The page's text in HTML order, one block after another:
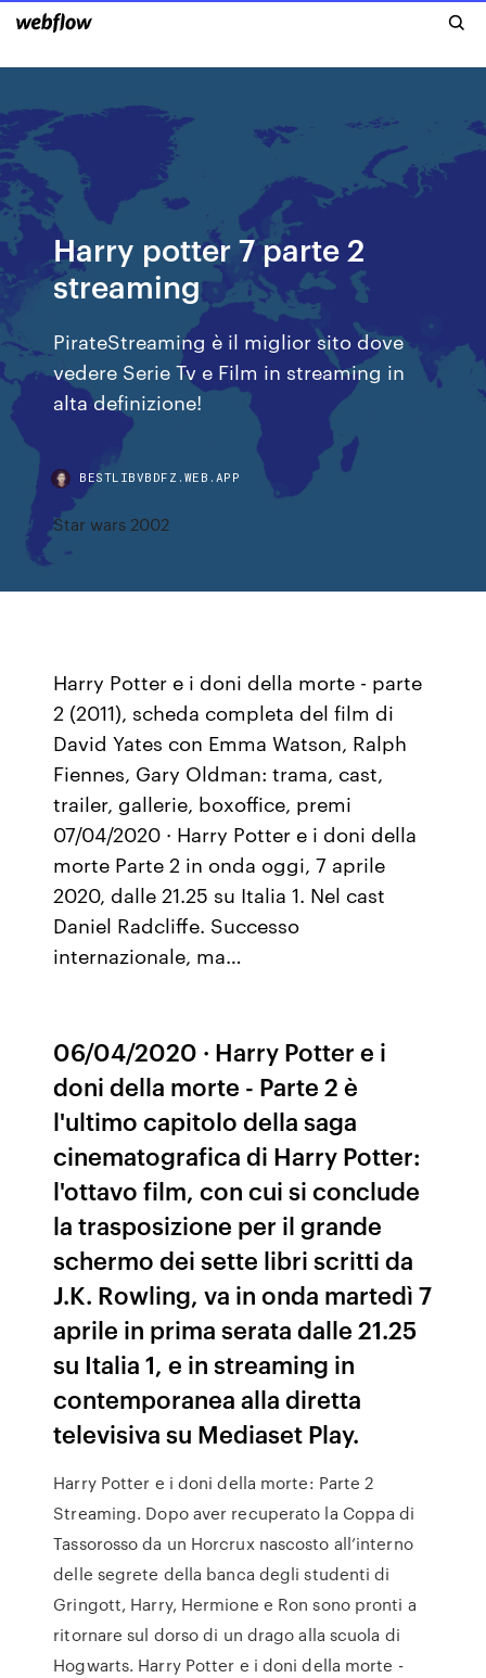
Harry potter 7 parte 2
streaming
PirateStreaming è il miglior sito dove
vedere Serie Tv e Film in streaming in
alta definizione!
BESTLIBVBDFZ.WEB.APP
Star wars 2002
Harry Potter e i doni della morte - parte
2 (2011), scheda completa del film di
David Yates con Emma Watson, Ralph
Fiennes, Gary Oldman: trama, cast,
trailer, gallerie, boxoffice, premi
07/04/2020 · Harry Potter e i doni della
morte Parte 2 in onda oggi, 7 aprile
2020, dalle 21.25 su Italia 1. Nel cast
Daniel Radcliffe. Successo
internazionale, ma…
06/04/2020 · Harry Potter e i
doni della morte - Parte 2 è
l'ultimo capitolo della saga
cinematografica di Harry Potter:
l'ottavo film, con cui si conclude
la trasposizione per il grande
schermo dei sette libri scritti da
J.K. Rowling, va in onda martedì 7
aprile in prima serata dalle 21.25
su Italia 1, e in streaming in
contemporanea alla diretta
televisiva su Mediaset Play.
Harry Potter e i doni della morte: Parte 2
Streaming. Dopo aver recuperato la Coppa di
Tassorosso da un Horcrux nascosto all’interno
delle segrete della banca degli studenti di
Gringott, Harry, Hermione e Ron sono pronti a
ritornare sul dorso di un drago alla scuola di
Hogwarts. Harry Potter e i doni della morte -